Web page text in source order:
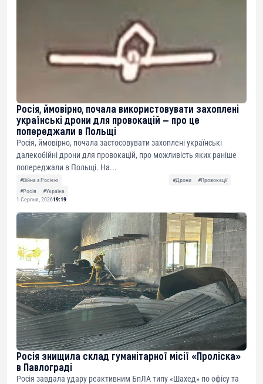
Росія, ймовірно, почала використовувати захоплені
українські дрони для провокацій — про це
попереджали в Польщі
Росія, ймовірно, почала застосовувати захоплені українські
далекобійні дрони для провокацій, про можливість яких раніше
попереджали в Польщі. На...
#Війна з Росією #Дрони
#Провокації
#Росія
#Україна
1 Серпня, 202619:19
Росія знищила склад гуманітарної місії «Проліска»
в Павлограді
Росія завдала удару реактивним БпЛА типу «Шахед» по офісу та